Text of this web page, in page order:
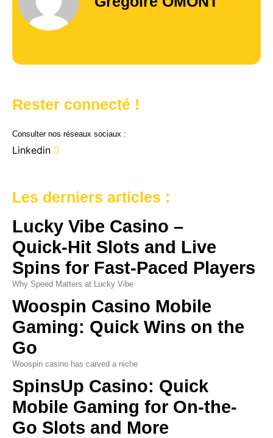
Rester connecté !
Consulter nos réseaux sociaux :
Linkedin
Les derniers articles :
Lucky Vibe Casino –
Quick‑Hit Slots and Live
Spins for Fast‑Paced Players
Why Speed Matters at Lucky Vibe
Woospin Casino Mobile
Gaming: Quick Wins on the
Go
Woospin casino has carved a niche
SpinsUp Casino: Quick
Mobile Gaming for On-the-
Go Slots and More